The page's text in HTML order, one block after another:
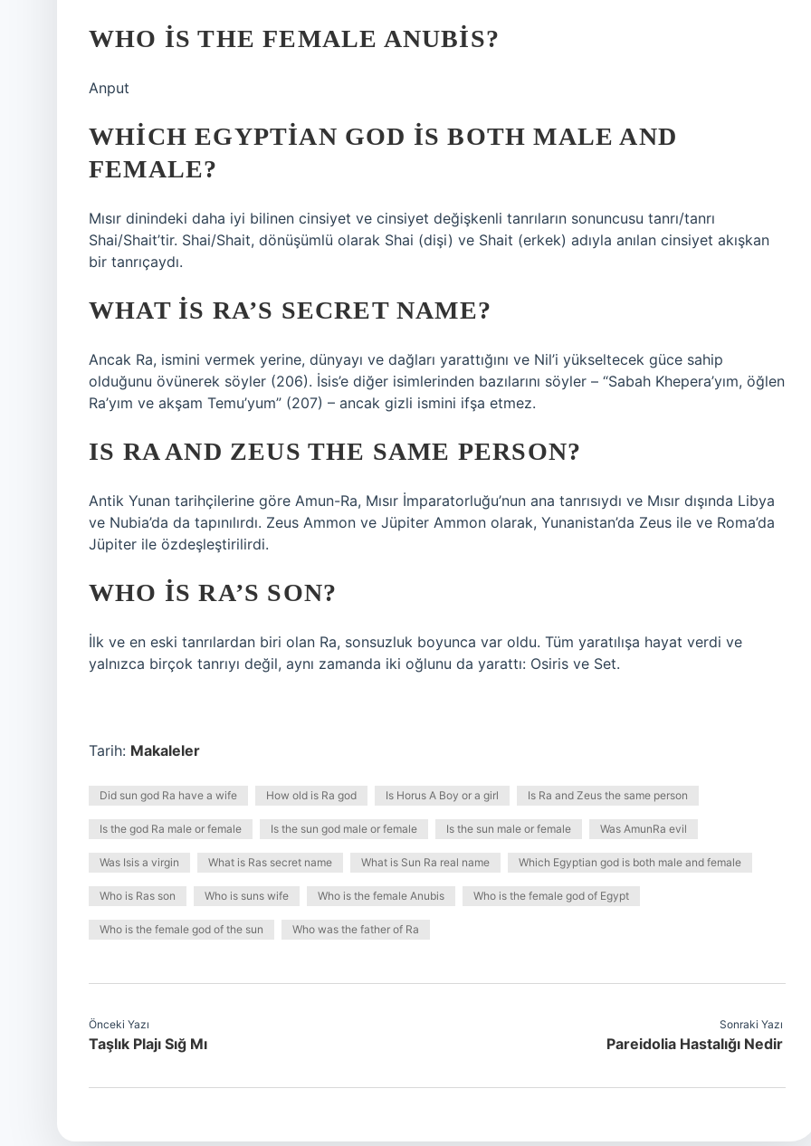
WHO IS THE FEMALE ANUBIS?
Anput
WHICH EGYPTIAN GOD IS BOTH MALE AND
FEMALE?
Mısır dinindeki daha iyi bilinen cinsiyet ve cinsiyet değişkenli tanrıların sonuncusu tanrı/tanrı
Shai/Shait’tir. Shai/Shait, dönüşümlü olarak Shai (dişi) ve Shait (erkek) adıyla anılan cinsiyet akışkan
bir tanrıçaydı.
WHAT IS RA’S SECRET NAME?
Ancak Ra, ismini vermek yerine, dünyayı ve dağları yarattığını ve Nil’i yükseltecek güce sahip
olduğunu övünerek söyler (206). İsis’e diğer isimlerinden bazılarını söyler – “Sabah Khepera’yım, öğlen
Ra’yım ve akşam Temu’yum” (207) – ancak gizli ismini ifşa etmez.
IS RA AND ZEUS THE SAME PERSON?
Antik Yunan tarihçilerine göre Amun-Ra, Mısır İmparatorluğu’nun ana tanrısıydı ve Mısır dışında Libya
ve Nubia’da da tapınılırdı. Zeus Ammon ve Jüpiter Ammon olarak, Yunanistan’da Zeus ile ve Roma’da
Jüpiter ile özdeşleştirilirdi.
WHO IS RA’S SON?
İlk ve en eski tanrılardan biri olan Ra, sonsuzluk boyunca var oldu. Tüm yaratılışa hayat verdi ve
yalnızca birçok tanrıyı değil, aynı zamanda iki oğlunu da yarattı: Osiris ve Set.
Tarih: Makaleler
Did sun god Ra have a wife How old is Ra god Is Horus A Boy or a girl Is Ra and Zeus the same person
Is the god Ra male or female Is the sun god male or female Is the sun male or female Was AmunRa evil
Was Isis a virgin What is Ras secret name What is Sun Ra real name Which Egyptian god is both male and female
Who is Ras son Who is suns wife Who is the female Anubis Who is the female god of Egypt
Who is the female god of the sun Who was the father of Ra
Önceki Yazı
Taşlık Plajı Sığ Mı
Sonraki Yazı
Pareidolia Hastalığı Nedir